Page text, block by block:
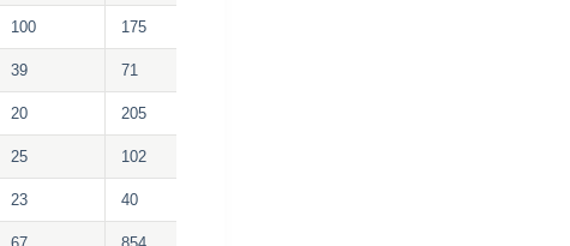
100 175
39 71
20 205
25 102
23 40